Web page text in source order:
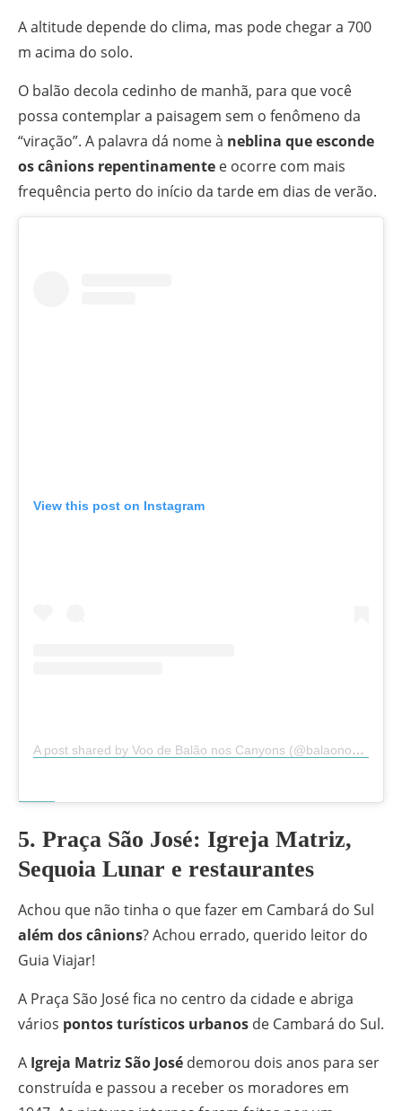
A altitude depende do clima, mas pode chegar a 700
m acima do solo.
O balão decola cedinho de manhã, para que você
possa contemplar a paisagem sem o fenômeno da
“viração”. A palavra dá nome à neblina que esconde
os cânions repentinamente e ocorre com mais
frequência perto do início da tarde em dias de verão.
View this post on Instagram
A post shared by Voo de Balão nos Canyons (@balaonoscanyons)
5. Praça São José: Igreja Matriz,
Sequoia Lunar e restaurantes
Achou que não tinha o que fazer em Cambará do Sul
além dos cânions? Achou errado, querido leitor do
Guia Viajar!
A Praça São José fica no centro da cidade e abriga
vários pontos turísticos urbanos de Cambará do Sul.
A Igreja Matriz São José demorou dois anos para ser
construída e passou a receber os moradores em